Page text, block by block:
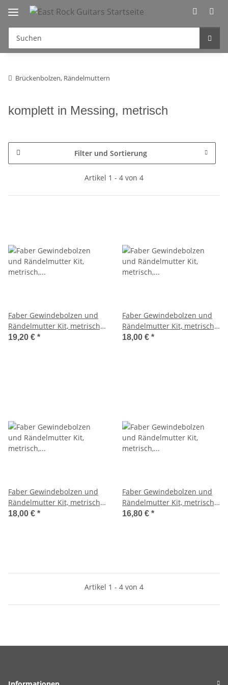
Brückenbolzen, Rändelmuttern
komplett in Messing, metrisch
Filter und Sortierung
Artikel 1 - 4 von 4
Faber Gewindebolzen und
Rändelmutter Kit, metrisch,
vergoldet, aged, MESSING !
19,20 € *
Faber Gewindebolzen und
Rändelmutter Kit, metrisch,
vergoldet, glänzend,
18,00 € *
Faber Gewindebolzen und
Rändelmutter Kit, metrisch,
vernickelt, aged, MESSING !
18,00 € *
Faber Gewindebolzen und
Rändelmutter Kit, metrisch,
vernickelt, glänzend,
16,80 € *
Artikel 1 - 4 von 4